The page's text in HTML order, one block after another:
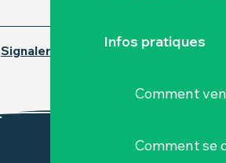
Infos pratiques
Comment
Comment se
Signaler une erreur